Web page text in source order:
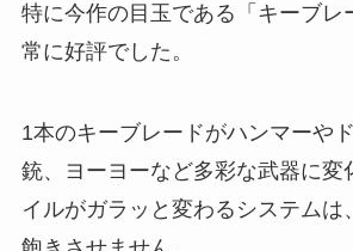
特に今作の目玉である「キーブレ
常に好評でした。
1本のキーブレードがハンマーや
銃、ヨーヨーなど多彩な武器に変
イルがガラッと変わるシステムは